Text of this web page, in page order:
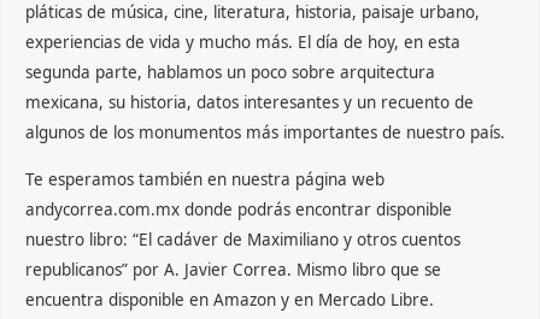
pláticas de música, cine, literatura, historia, paisaje urbano,
experiencias de vida y mucho más. El día de hoy, en esta
segunda parte, hablamos un poco sobre arquitectura
mexicana, su historia, datos interesantes y un recuento de
algunos de los monumentos más importantes de nuestro país.
Te esperamos también en nuestra página web
andycorrea.com.mx donde podrás encontrar disponible
nuestro libro: “El cadáver de Maximiliano y otros cuentos
republicanos” por A. Javier Correa. Mismo libro que se
encuentra disponible en Amazon y en Mercado Libre.